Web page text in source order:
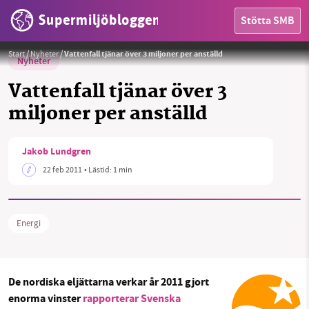
Supermiljöbloggen Stötta SMB
HEM
OMRÅDEN
Start/Nyheter/Vattenfall tjänar över 3 miljoner per anställd
Nyheter
Vattenfall tjänar över 3
miljoner per anställd
Jakob Lundgren
22 feb 2011• Lästid: 1 min
Energi
De nordiska eljättarna verkar år 2011 gjort
enorma vinsterrapporterar Svenska